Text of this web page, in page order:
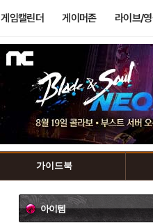
게임캘린더 게이머존 라이브/
가이드북
아이템